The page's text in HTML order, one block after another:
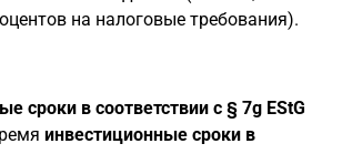
на налоговые требования).
сроки в соответствии с § 7g EStG
инвестиционные сроки в